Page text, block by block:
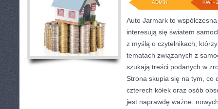
KWI -
ADMIN
Auto Jarmark to
interesują się światem
z myślą o czytelnikach,
tematach związanych z
szukają treści podanych w
Strona skupia się na tym, co
czterech kółek oraz osób
jest naprawdę ważne: